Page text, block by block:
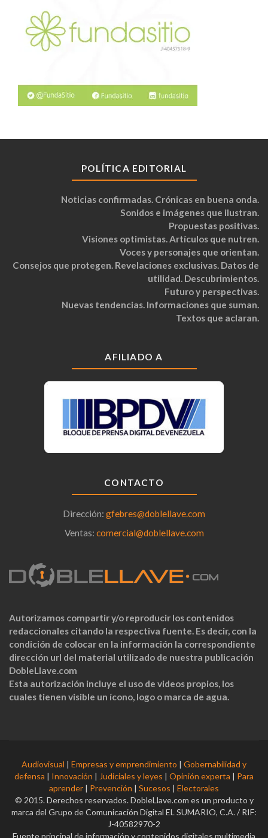
POLÍTICA EDITORIAL
Noticias confirmadas. Crónicas en buena onda.
Sonidos e imágenes que ilustran.
Propuestas positivas.
Visiones optimistas. Artículos que nutren.
Voces y personajes que orientan.
Consejos que protegen. Revelaciones exclusivas. Datos de
utilidad. Descubrimientos.
Futuro y perspectivas.
Nuevas tendencias. Informaciones que suman.
Textos que aclaran.
AFILIADO A
CONTACTO
Dirección: gfebres@doblellave.com
Ventas: comercial@doblellave.com
Autorizamos compartir y/o reproducir los contenidos
redaccionales citando la respectiva fuente. Es decir, con la
condición de colocar en la información la correspondiente
dirección url del material utilizado de nuestra publicación
DobleLlave.com
Esta autorización incluye el uso de videos propios, los
cuales tienen visible un ícono, logo o marca de agua.
Audiovisual | Empresas y emprendimiento | Gobernabilidad y
defensa | Innovación | Judiciales y leyes | Opinión experta | Para
aprender | Prevención | Sucesos | Electorales
© 2015. Derechos reservados. DobleLlave.com es un producto y
marca del Grupo de Comunicación Digital EL SUMARIO, C.A. / RIF:
J-40582970-2
Fuente principal de información y contenidos digitales multimedia